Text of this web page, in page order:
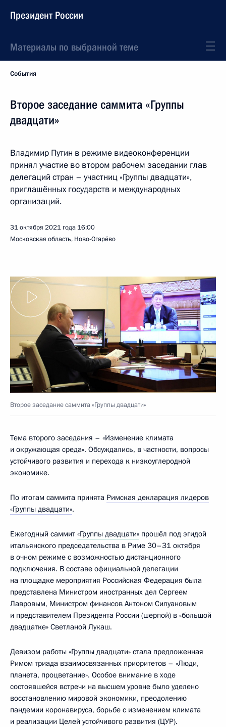
Президент России
Материалы по выбранной теме
События
Второе заседание саммита «Группы
двадцати»
Владимир Путин в режиме видеоконференции
принял участие во втором рабочем заседании глав
делегаций стран – участниц «Группы двадцати»,
приглашённых государств и международных
организаций.
31 октября 2021 года 16:00
Московская область, Ново-Огарёво
Второе заседание саммита «Группы двадцати»
Тема второго заседания – «Изменение климата
и окружающая среда». Обсуждались, в частности, вопросы
устойчивого развития и перехода к низкоуглеродной
экономике.
По итогам саммита принята Римская декларация лидеров
«Группы двадцати».
Ежегодный саммит «Группы двадцати» прошёл под эгидой
итальянского председательства в Риме 30–31 октября
в очном режиме с возможностью дистанционного
подключения. В составе официальной делегации
на площадке мероприятия Российская Федерация была
представлена Министром иностранных дел Сергеем
Лавровым, Министром финансов Антоном Силуановым
и представителем Президента России (шерпой) в «большой
двадцатке» Светланой Лукаш.
Девизом работы «Группы двадцати» стала предложенная
Римом триада взаимосвязанных приоритетов – «Люди,
планета, процветание». Особое внимание в ходе
состоявшейся встречи на высшем уровне было уделено
восстановлению мировой экономики, преодолению
пандемии коронавируса, борьбе с изменением климата
и реализации Целей устойчивого развития (ЦУР).